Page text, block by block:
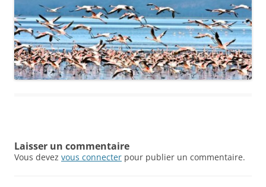
Laisser un commentaire
Vous devez vous connecter pour publier un commentaire.